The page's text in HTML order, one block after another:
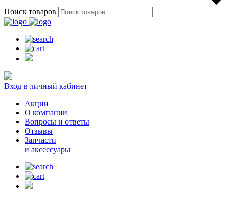
Поиск товаров
Вход в личный кабинет
Акции
О компании
Вопросы и ответы
Отзывы
Запчасти
и аксессуары